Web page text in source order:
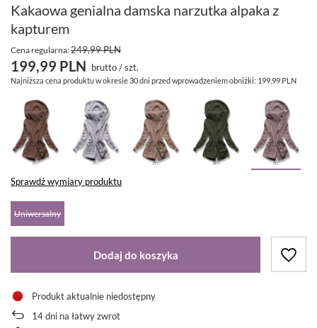
Kakaowa genialna damska narzutka alpaka z
kapturem
Cena regularna:249,99 PLN
199,99 PLN brutto/szt.
Najniższa cena produktu w okresie 30 dni przed wprowadzeniem obniżki: 199,99 PLN
Sprawdź wymiary produktu
Uniwersalny
Dodaj do koszyka
Produkt aktualnie niedostępny
14dni na łatwy zwrot